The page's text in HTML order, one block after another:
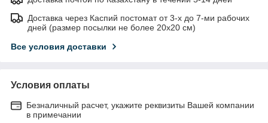
Доставка через Каспий постомат от 3-х до 7-ми рабочих
дней (размер посылки не более 20х20 см)
Все условия доставки
Условия оплаты
Безналичный расчет, укажите реквизиты Вашей компании
в примечании